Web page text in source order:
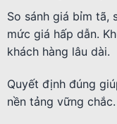
So sánh giá bỉm tã,
mức giá hấp dẫn.
khách hàng lâu dài.
Quyết định đúng
nền tảng vững chắc.